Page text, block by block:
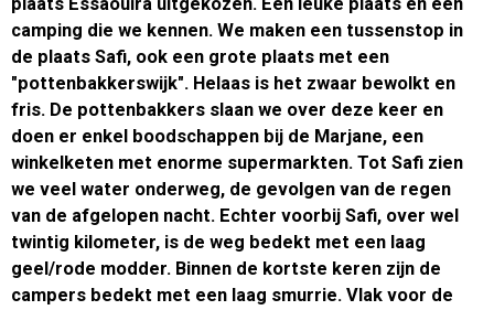
camping die we kennen. We maken een tussenstop in
de plaats Safi, ook een grote plaats met een
"pottenbakkerswijk". Helaas is het zwaar bewolkt en
fris. De pottenbakkers slaan we over deze keer en
doen er enkel boodschappen bij de Marjane, een
winkelketen met enorme supermarkten. Tot Safi zien
we veel water onderweg, de gevolgen van de regen
van de afgelopen nacht. Echter voorbij Safi, over wel
twintig kilometer, is de weg bedekt met een laag
geel/rode modder. Binnen de kortste keren zijn de
campers bedekt met een laag smurrie. Vlak voor de